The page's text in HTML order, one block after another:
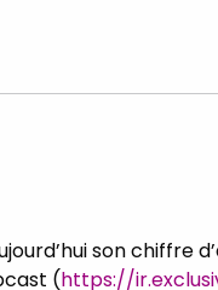
son chiffre
(https://